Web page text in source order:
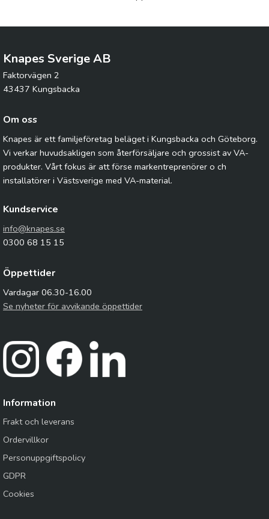
Knapes Sverige AB
Faktorvägen 2
43437 Kungsbacka
Om oss
Knapes är ett familjeföretag beläget i Kungsbacka och Göteborg.
Vi verkar huvudsakligen som återförsäljare och grossist av VA-
produkter. Vårt fokus är att förse markentreprenörer o ch
installatörer i Västsverige med VA-material.
Kundservice
info@knapes.se
0300 68 15 15
Öppettider
Vardagar 06.30-16.00
Se nyheter för avvikande öppettider
Information
Frakt och leverans
Ordervillkor
Personuppgiftspolicy
GDPR
Cookies